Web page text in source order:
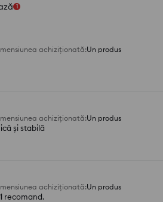
1
achiziționată:Un produs
achiziționată:Un produs
și stabilă
achiziționată:Un produs
recomand.